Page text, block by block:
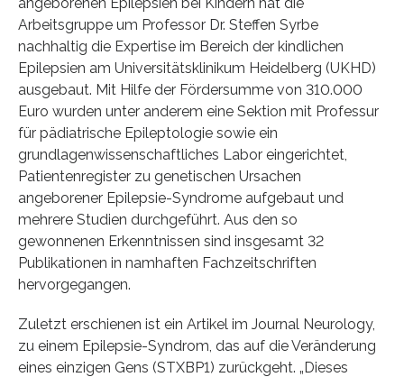
Arbeitsgruppe um Professor Dr. Steffen Syrbe
nachhaltig die Expertise im Bereich der kindlichen
Epilepsien am Universitätsklinikum Heidelberg (UKHD)
ausgebaut. Mit Hilfe der Fördersumme von 310.000
Euro wurden unter anderem eine Sektion mit Professur
für pädiatrische Epileptologie sowie ein
grundlagenwissenschaftliches Labor eingerichtet,
Patientenregister zu genetischen Ursachen
angeborener Epilepsie-Syndrome aufgebaut und
mehrere Studien durchgeführt. Aus den so
gewonnenen Erkenntnissen sind insgesamt 32
Publikationen in namhaften Fachzeitschriften
hervorgegangen.
Zuletzt erschienen ist ein Artikel im Journal Neurology,
zu einem Epilepsie-Syndrom, das auf die Veränderung
eines einzigen Gens (STXBP1) zurückgeht. „Dieses